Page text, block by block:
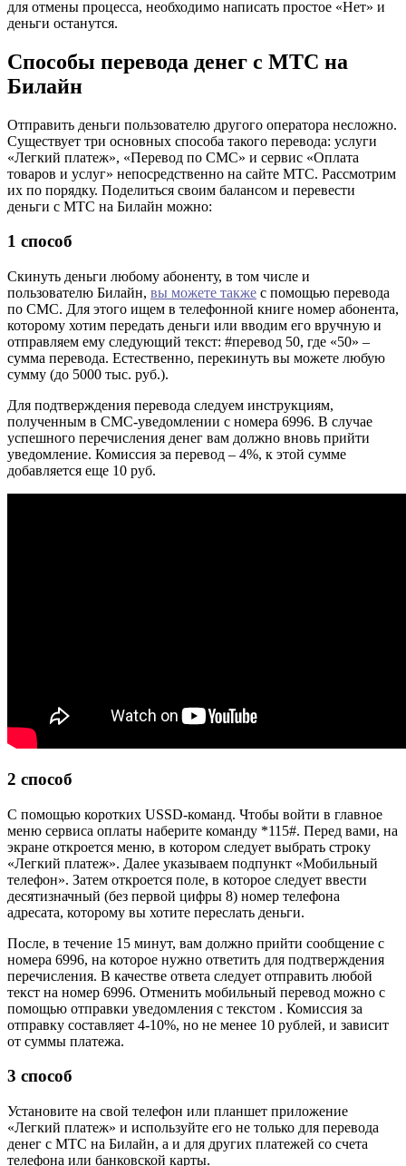
для отмены процесса, необходимо написать простое «Нет» и
деньги останутся.
Способы перевода денег с МТС на
Билайн
Отправить деньги пользователю другого оператора несложно.
Существует три основных способа такого перевода: услуги
«Легкий платеж», «Перевод по СМС» и сервис «Оплата
товаров и услуг» непосредственно на сайте МТС. Рассмотрим
их по порядку. Поделиться своим балансом и перевести
деньги с МТС на Билайн можно:
1 способ
Скинуть деньги любому абоненту, в том числе и
пользователю Билайн, вы можете также с помощью перевода
по СМС. Для этого ищем в телефонной книге номер абонента,
которому хотим передать деньги или вводим его вручную и
отправляем ему следующий текст: #перевод 50, где «50» –
сумма перевода. Естественно, перекинуть вы можете любую
сумму (до 5000 тыс. руб.).
Для подтверждения перевода следуем инструкциям,
полученным в СМС-уведомлении с номера 6996. В случае
успешного перечисления денег вам должно вновь прийти
уведомление. Комиссия за перевод – 4%, к этой сумме
добавляется еще 10 руб.
2 способ
С помощью коротких USSD-команд. Чтобы войти в главное
меню сервиса оплаты наберите команду *115#. Перед вами, на
экране откроется меню, в котором следует выбрать строку
«Легкий платеж». Далее указываем подпункт «Мобильный
телефон». Затем откроется поле, в которое следует ввести
десятизначный (без первой цифры 8) номер телефона
адресата, которому вы хотите переслать деньги.
После, в течение 15 минут, вам должно прийти сообщение с
номера 6996, на которое нужно ответить для подтверждения
перечисления. В качестве ответа следует отправить любой
текст на номер 6996. Отменить мобильный перевод можно с
помощью отправки уведомления с текстом . Комиссия за
отправку составляет 4-10%, но не менее 10 рублей, и зависит
от суммы платежа.
3 способ
Установите на свой телефон или планшет приложение
«Легкий платеж» и используйте его не только для перевода
денег с МТС на Билайн, а и для других платежей со счета
телефона или банковской карты.